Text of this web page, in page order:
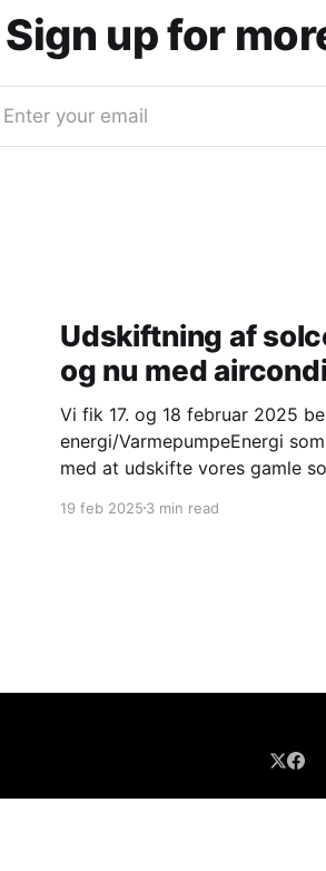
Sign up for
Enter your email
Udskiftning af
og nu med
Vi fik 17. og 18 februar 2025
energi/VarmepumpeEnergi
med at udskifte vores gamle
luft/luft-varmepumpe (som jeg
19 feb 20253 min read